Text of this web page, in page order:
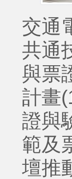
交通
共通
與票
計畫
證與
範及
壇推